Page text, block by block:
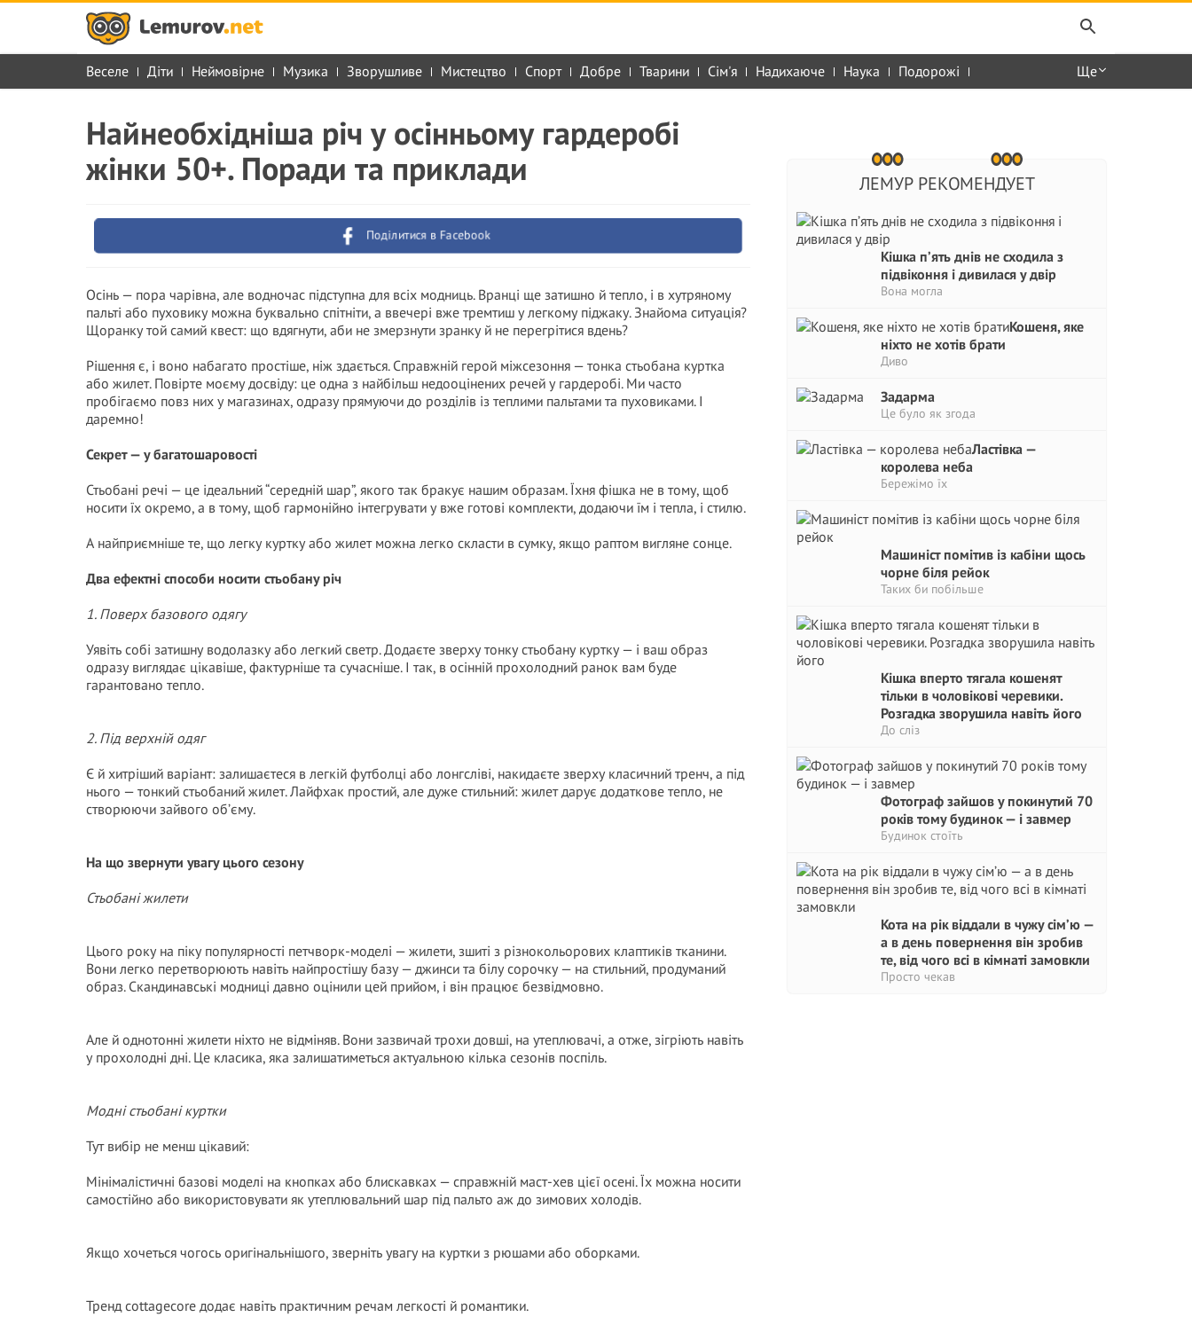
Веселе Діти Неймовірне Музика Зворушливе Мистецтво Спорт Добре Тварини Сім'я Надихаюче Наука Подорожі Ще
ЛЕМУР РЕКОМЕНДУЕТ
Кішка п’ять днів не сходила з
підвіконня і дивилася у двір
Вона могла
Кошеня, яке
ніхто не хотів брати
Диво
Задарма
Це було як згода
Ластівка —
королева неба
Бережімо їх
Машиніст помітив із кабіни щось
чорне біля рейок
Таких би побільше
Кішка вперто тягала кошенят
тільки в чоловікові черевики.
Розгадка зворушила навіть його
До сліз
Фотограф зайшов у покинутий 70
років тому будинок — і завмер
Будинок стоїть
Кота на рік віддали в чужу сім’ю —
а в день повернення він зробив
те, від чого всі в кімнаті замовкли
Просто чекав
Найнеобхідніша річ у осінньому гардеробі
жінки 50+. Поради та приклади
Поділитися в Facebook
Осінь — пора чарівна, але водночас підступна для всіх модниць. Вранці ще затишно й тепло, і в хутряному
пальті або пуховику можна буквально спітніти, а ввечері вже тремтиш у легкому піджаку. Знайома ситуація?
Щоранку той самий квест: що вдягнути, аби не змерзнути зранку й не перегрітися вдень?
Рішення є, і воно набагато простіше, ніж здається. Справжній герой міжсезоння — тонка стьобана куртка
або жилет. Повірте моєму досвіду: це одна з найбільш недооцінених речей у гардеробі. Ми часто
пробігаємо повз них у магазинах, одразу прямуючи до розділів із теплими пальтами та пуховиками. І
даремно!
Секрет — у багатошаровості
Стьобані речі — це ідеальний “середній шар”, якого так бракує нашим образам. Їхня фішка не в тому, щоб
носити їх окремо, а в тому, щоб гармонійно інтегрувати у вже готові комплекти, додаючи їм і тепла, і стилю.
А найприємніше те, що легку куртку або жилет можна легко скласти в сумку, якщо раптом вигляне сонце.
Два ефектні способи носити стьобану річ
1. Поверх базового одягу
Уявіть собі затишну водолазку або легкий светр. Додаєте зверху тонку стьобану куртку — і ваш образ
одразу виглядає цікавіше, фактурніше та сучасніше. І так, в осінній прохолодний ранок вам буде
гарантовано тепло.
2. Під верхній одяг
Є й хитріший варіант: залишаєтеся в легкій футболці або лонгсліві, накидаєте зверху класичний тренч, а під
нього — тонкий стьобаний жилет. Лайфхак простий, але дуже стильний: жилет дарує додаткове тепло, не
створюючи зайвого об’єму.
На що звернути увагу цього сезону
Стьобані жилети
Цього року на піку популярності петчворк-моделі — жилети, зшиті з різнокольорових клаптиків тканини.
Вони легко перетворюють навіть найпростішу базу — джинси та білу сорочку — на стильний, продуманий
образ. Скандинавські модниці давно оцінили цей прийом, і він працює безвідмовно.
Але й однотонні жилети ніхто не відміняв. Вони зазвичай трохи довші, на утеплювачі, а отже, зігріють навіть
у прохолодні дні. Це класика, яка залишатиметься актуальною кілька сезонів поспіль.
Модні стьобані куртки
Тут вибір не менш цікавий:
Мінімалістичні базові моделі на кнопках або блискавках — справжній маст-хев цієї осені. Їх можна носити
самостійно або використовувати як утеплювальний шар під пальто аж до зимових холодів.
Якщо хочеться чогось оригінальнішого, зверніть увагу на куртки з рюшами або оборками.
Тренд cottagecore додає навіть практичним речам легкості й романтики.